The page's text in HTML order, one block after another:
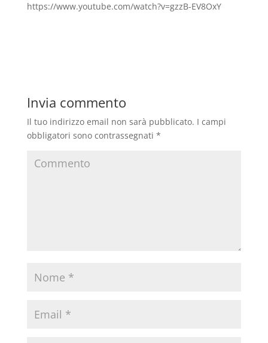
https://www.youtube.com/watch?v=gzzB-EV8OxY
Invia commento
Il tuo indirizzo email non sarà pubblicato. I campi
obbligatori sono contrassegnati *